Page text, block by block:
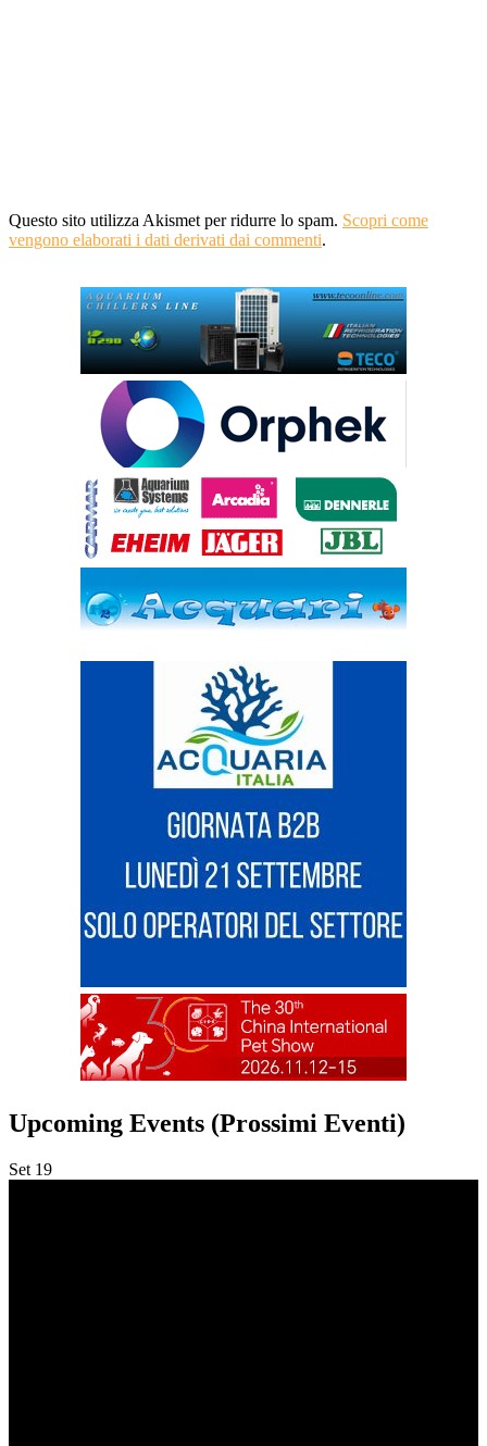
Questo sito utilizza Akismet per ridurre lo spam. Scopri come
vengono elaborati i dati derivati dai commenti.
Upcoming Events (Prossimi Eventi)
Set 19